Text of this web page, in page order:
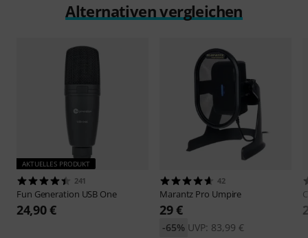
Alternativen vergleichen
AKTUELLES PRODUKT
241
Fun Generation USB One
24,90 €
42
Marantz Pro Umpire
29 €
UVP: 83,99 €
-65%